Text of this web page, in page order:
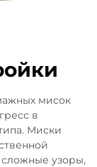
мисок
в
Миски
сложные узоры,